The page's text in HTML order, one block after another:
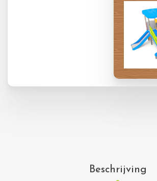
Beschrijving